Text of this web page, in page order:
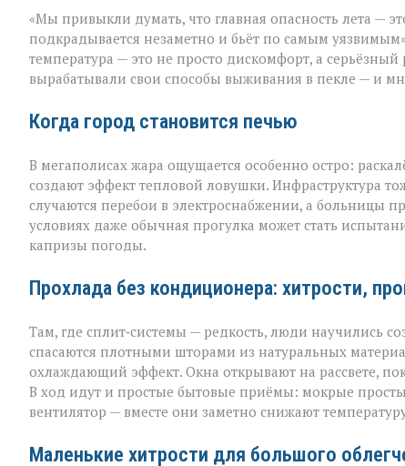
не
просит
разрешения —
просто
приходит»
«Мы привыкли думать, что главная опасность лета —
подкрадывается незаметно и бьёт по самым
температура — это не просто дискомфорт, а
вырабатывали свои способы выживания в пекле — и
Когда город становится печью
В мегаполисах жара ощущается особенно остро:
создают эффект тепловой ловушки. Инфраструктура
случаются перебои в электроснабжении, а больницы
условиях даже обычная прогулка может стать
капризы погоды.
Прохлада без кондиционера: хитрости,
Там, где сплит‑системы — редкость, люди научились
спасаются плотными шторами из натуральных
охлаждающий эффект. Окна открывают на рассвете,
В ход идут и простые бытовые приёмы: мокрые
вентилятор — вместе они заметно снижают
Маленькие хитрости для большого